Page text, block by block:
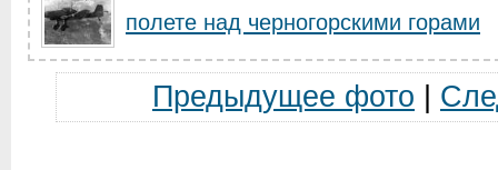
полете над черногорскими горами
Предыдущее фото